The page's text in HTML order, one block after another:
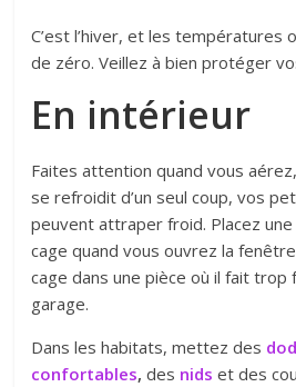
C’est l’hiver, et les températures
de zéro. Veillez à bien protéger
En intérieur
Faites attention quand vous
se refroidit d’un seul coup, vos
peuvent attraper froid. Placez
cage quand vous ouvrez la
cage dans une pièce où il fait trop
garage.
Dans les habitats, mettez des
confortables,des nids et des